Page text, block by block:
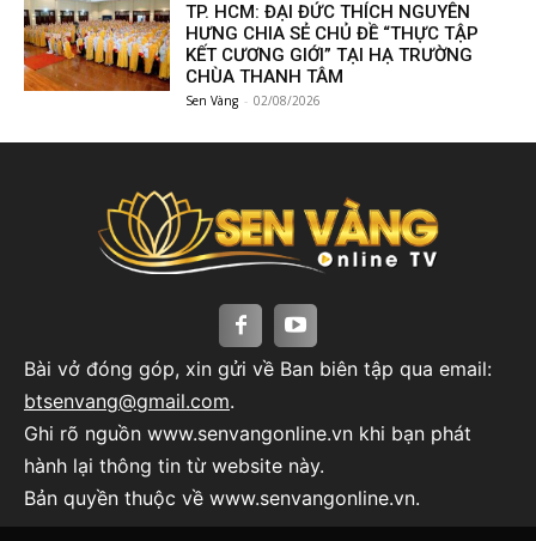
TP. HCM: ĐẠI ĐỨC THÍCH NGUYÊN
HƯNG CHIA SẺ CHỦ ĐỀ “THỰC TẬP
KẾT CƯƠNG GIỚI” TẠI HẠ TRƯỜNG
CHÙA THANH TÂM
Sen Vàng - 02/08/2026
Bài vở đóng góp, xin gửi về Ban biên tập qua email:
btsenvang@gmail.com.
Ghi rõ nguồn www.senvangonline.vn khi bạn phát
hành lại thông tin từ website này.
Bản quyền thuộc về www.senvangonline.vn.